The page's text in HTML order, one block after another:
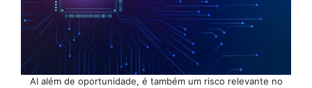
AI além de oportunidade, é também um risco relevante no